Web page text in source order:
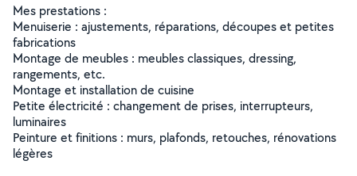
Mes prestations :
Menuiserie : ajustements, réparations, découpes et petites
fabrications
Montage de meubles : meubles classiques, dressing,
rangements, etc.
Montage et installation de cuisine
Petite électricité : changement de prises, interrupteurs,
luminaires
Peinture et finitions : murs, plafonds, retouches, rénovations
légères